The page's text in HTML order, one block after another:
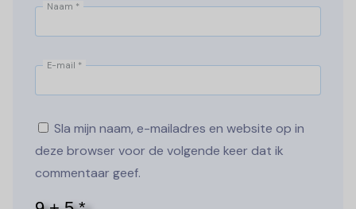
Naam *
E-mail *
Sla mijn naam, e-mailadres en website op in
deze browser voor de volgende keer dat ik
commentaar geef.